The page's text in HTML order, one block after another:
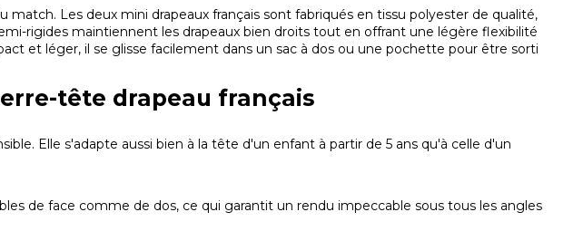
match. Les deux mini drapeaux français sont fabriqués en tissu polyester de qualité,
rigides maintiennent les drapeaux bien droits tout en offrant une légère flexibilité
et léger, il se glisse facilement dans un sac à dos ou une pochette pour être sorti
tête drapeau français
Elle s'adapte aussi bien à la tête d'un enfant à partir de 5 ans qu'à celle d'un
de face comme de dos, ce qui garantit un rendu impeccable sous tous les angles